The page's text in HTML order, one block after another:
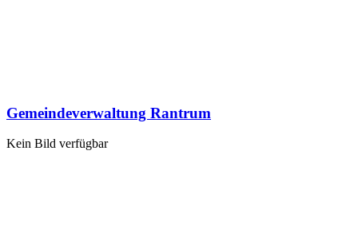
Gemeindeverwaltung Rantrum
Kein Bild verfügbar